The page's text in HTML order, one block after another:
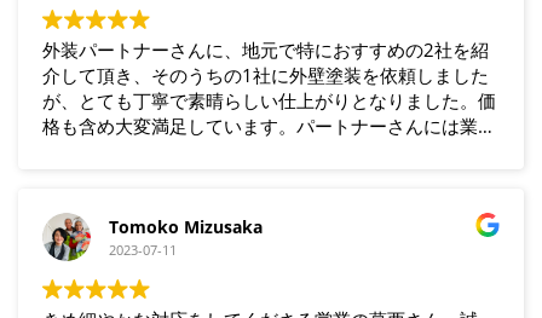
外装パートナーさんに、地元で特におすすめの2社を紹
介して頂き、そのうちの1社に外壁塗装を依頼しました
が、とても丁寧で素晴らしい仕上がりとなりました。価
格も含め大変満足しています。パートナーさんには業者
Tomoko Mizusaka
2023-07-11